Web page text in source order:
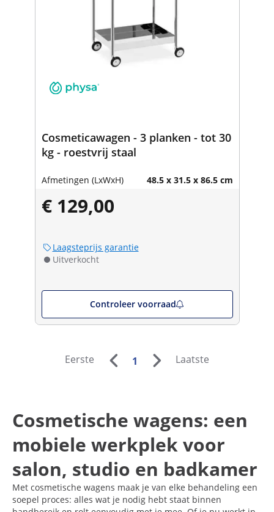
Cosmeticawagen - 3 planken - tot 30
kg - roestvrij staal
Afmetingen (LxWxH) 48.5 x 31.5 x 86.5 cm
€ 129,00
Laagsteprijs garantie
Uitverkocht
Controleer voorraad
Eerste 1 Laatste
Cosmetische wagens: een
mobiele werkplek voor
salon, studio en badkamer
Met cosmetische wagens maak je van elke behandeling een
soepel proces: alles wat je nodig hebt staat binnen